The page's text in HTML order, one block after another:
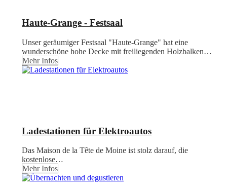
Haute-Grange - Festsaal
Unser geräumiger Festsaal "Haute-Grange" hat eine
wunderschöne hohe Decke mit freiliegenden Holzbalken…
Mehr Infos
Ladestationen für Elektroautos
Das Maison de la Tête de Moine ist stolz darauf, die
kostenlose…
Mehr Infos